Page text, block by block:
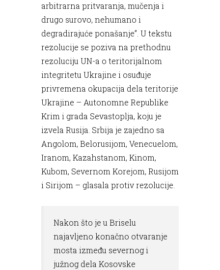
arbitrarna pritvaranja, mučenja i
drugo surovo, nehumano i
degradirajuće ponašanje”. U tekstu
rezolucije se poziva na prethodnu
rezoluciju UN-a o teritorijalnom
integritetu Ukrajine i osuđuje
privremena okupacija dela teritorije
Ukrajine – Autonomne Republike
Krim i grada Sevastoplja, koju je
izvela Rusija. Srbija je zajedno sa
Angolom, Belorusijom, Venecuelom,
Iranom, Kazahstanom, Kinom,
Kubom, Severnom Korejom, Rusijom
i Sirijom – glasala protiv rezolucije.
Nakon što je u Briselu
najavljeno konačno otvaranje
mosta između severnog i
južnog dela Kosovske